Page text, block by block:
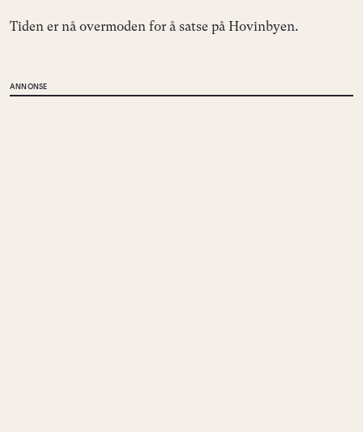
Tiden er nå overmoden for å satse på Hovinbyen.
ANNONSE